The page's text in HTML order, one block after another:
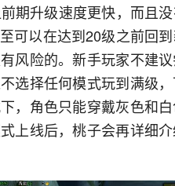
期升级速度更快，而且
可以在达到20级之前回
风险的。新手玩家不建
选择任何模式玩到满级
，角色只能穿戴灰色和
上线后，桃子会再详细